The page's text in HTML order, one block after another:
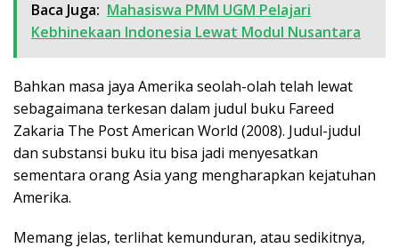
Baca Juga: Mahasiswa PMM UGM Pelajari
Kebhinekaan Indonesia Lewat Modul Nusantara
Bahkan masa jaya Amerika seolah-olah telah lewat
sebagaimana terkesan dalam judul buku Fareed
Zakaria The Post American World (2008). Judul-judul
dan substansi buku itu bisa jadi menyesatkan
sementara orang Asia yang mengharapkan kejatuhan
Amerika.
Memang jelas, terlihat kemunduran, atau sedikitnya,